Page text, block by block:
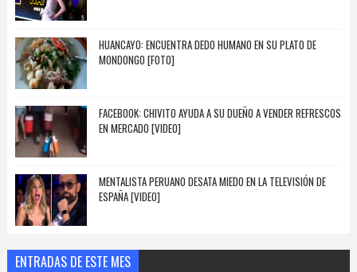
HUANCAYO: ENCUENTRA DEDO HUMANO EN SU PLATO DE
MONDONGO [FOTO]
FACEBOOK: CHIVITO AYUDA A SU DUEÑO A VENDER REFRESCOS
EN MERCADO [VIDEO]
MENTALISTA PERUANO DESATA MIEDO EN LA TELEVISIÓN DE
ESPAÑA [VIDEO]
ENTRADAS DE ESTE MES